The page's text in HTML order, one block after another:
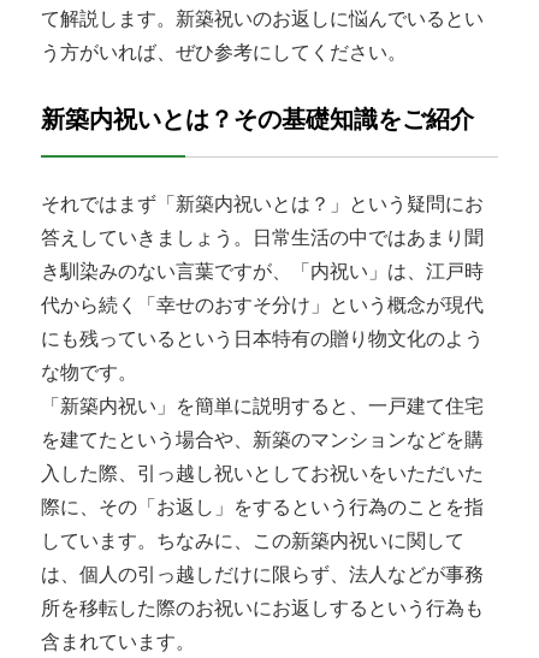
て解説します。新築祝いのお返しに悩んでいるとい
う方がいれば、ぜひ参考にしてください。
新築内祝いとは？その基礎知識をご紹介
それではまず「新築内祝いとは？」という疑問にお
答えしていきましょう。日常生活の中ではあまり聞
き馴染みのない言葉ですが、「内祝い」は、江戸時
代から続く「幸せのおすそ分け」という概念が現代
にも残っているという日本特有の贈り物文化のよう
な物です。
「新築内祝い」を簡単に説明すると、一戸建て住宅
を建てたという場合や、新築のマンションなどを購
入した際、引っ越し祝いとしてお祝いをいただいた
際に、その「お返し」をするという行為のことを指
しています。ちなみに、この新築内祝いに関して
は、個人の引っ越しだけに限らず、法人などが事務
所を移転した際のお祝いにお返しするという行為も
含まれています。